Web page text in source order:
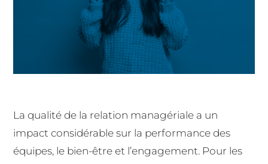
La qualité de la relation managériale a un
impact considérable sur la performance des
équipes, le bien-être et l’engagement. Pour les